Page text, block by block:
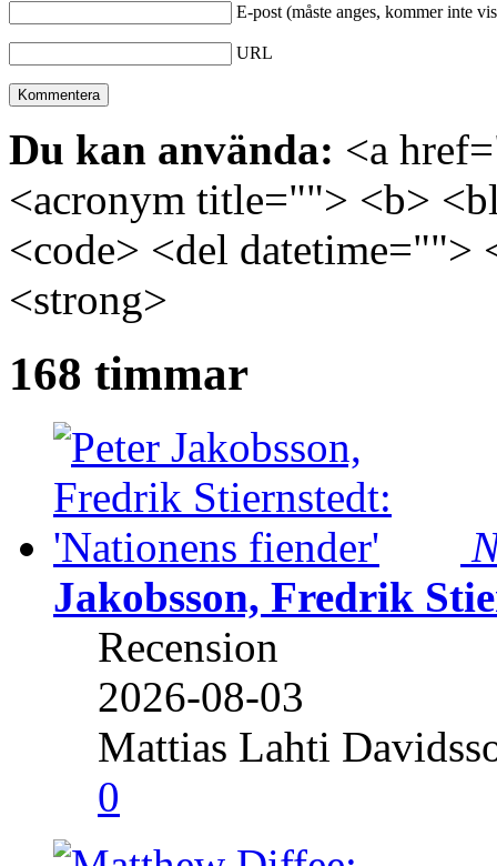
E-post (måste anges, kommer inte
URL
Du kan använda: <a
<acronym title=""> <b>
<code> <del
<strong>
168 timmar
Jakobsson, Fredrik
Recension
2026-08-03
Mattias Lahti
0